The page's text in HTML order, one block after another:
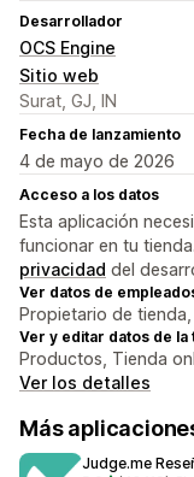
Desarrollador
OCS Engine
Sitio web
Surat, GJ, IN
Fecha de lanzamiento
4 de mayo de 2026
Acceso a los datos
Esta aplicación
funcionar en tu
privacidad del
Ver datos de
Propietario de
Ver y editar datos de la
Productos, Tienda
Ver los detalles
Más
Judge.me